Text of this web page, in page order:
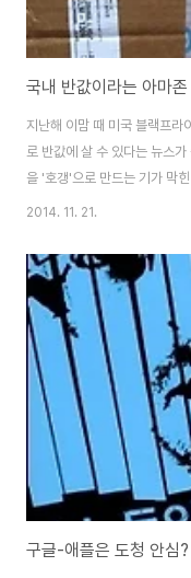
국내 반값이라는 아마
지난해 이맘 때 미국 블랙프
로 반값에 살 수 있다는 뉴스
을 '호갱'으로 만드는 기가 막
었던 것은 아니지만 그래도 영
통영 트라이애슬론 대회를 치
서 슈트를 구입하게 되었습니
고 갔었는데, 앞으로 바다 수영
각이 들었기 때문이죠. 슈트를
영용품 인터넷 쇼핑몰을 둘러
2014. 11. 21.
구글-애플은 도청 안심